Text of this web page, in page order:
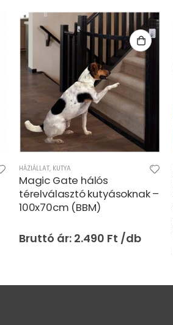
HÁZIÁLLAT, KUTYA
Magic Gate hálós
térelválasztó kutyásoknak –
100x70cm (BBM)
2.490 Ft